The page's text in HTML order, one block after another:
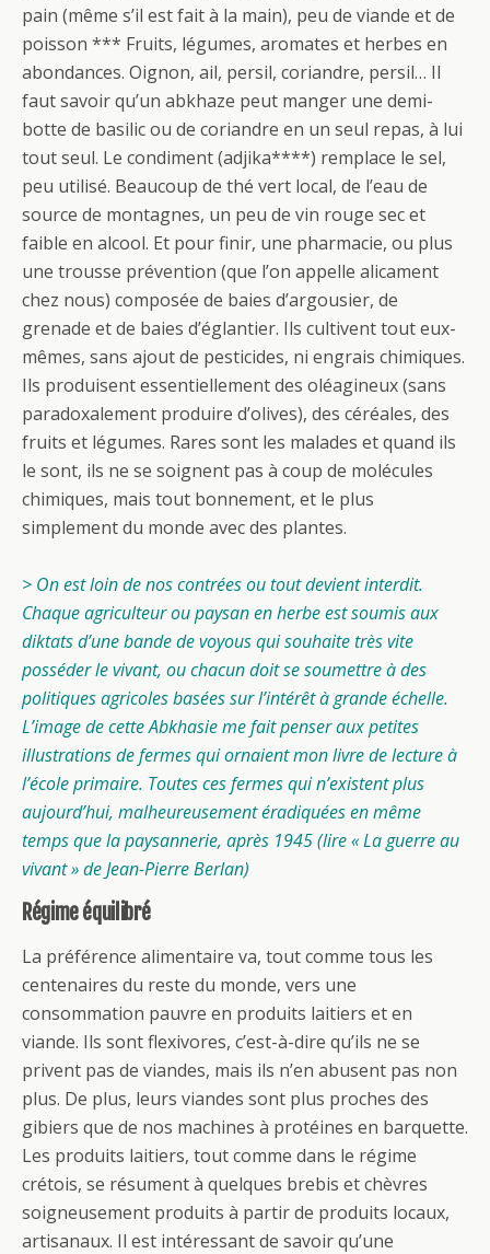
pain (même s’il est fait à la main), peu de viande et de
poisson *** Fruits, légumes, aromates et herbes en
abondances. Oignon, ail, persil, coriandre, persil… Il
faut savoir qu’un abkhaze peut manger une demi-
botte de basilic ou de coriandre en un seul repas, à lui
tout seul. Le condiment (adjika****) remplace le sel,
peu utilisé. Beaucoup de thé vert local, de l’eau de
source de montagnes, un peu de vin rouge sec et
faible en alcool. Et pour finir, une pharmacie, ou plus
une trousse prévention (que l’on appelle alicament
chez nous) composée de baies d’argousier, de
grenade et de baies d’églantier. Ils cultivent tout eux-
mêmes, sans ajout de pesticides, ni engrais chimiques.
Ils produisent essentiellement des oléagineux (sans
paradoxalement produire d’olives), des céréales, des
fruits et légumes. Rares sont les malades et quand ils
le sont, ils ne se soignent pas à coup de molécules
chimiques, mais tout bonnement, et le plus
simplement du monde avec des plantes.
> On est loin de nos contrées ou tout devient interdit.
Chaque agriculteur ou paysan en herbe est soumis aux
diktats d’une bande de voyous qui souhaite très vite
posséder le vivant, ou chacun doit se soumettre à des
politiques agricoles basées sur l’intérêt à grande échelle.
L’image de cette Abkhasie me fait penser aux petites
illustrations de fermes qui ornaient mon livre de lecture à
l’école primaire. Toutes ces fermes qui n’existent plus
aujourd’hui, malheureusement éradiquées en même
temps que la paysannerie, après 1945 (lire « La guerre au
vivant » de Jean-Pierre Berlan)
Régime équilibré
La préférence alimentaire va, tout comme tous les
centenaires du reste du monde, vers une
consommation pauvre en produits laitiers et en
viande. Ils sont flexivores, c’est-à-dire qu’ils ne se
privent pas de viandes, mais ils n’en abusent pas non
plus. De plus, leurs viandes sont plus proches des
gibiers que de nos machines à protéines en barquette.
Les produits laitiers, tout comme dans le régime
crétois, se résument à quelques brebis et chèvres
soigneusement produits à partir de produits locaux,
artisanaux. Il est intéressant de savoir qu’une